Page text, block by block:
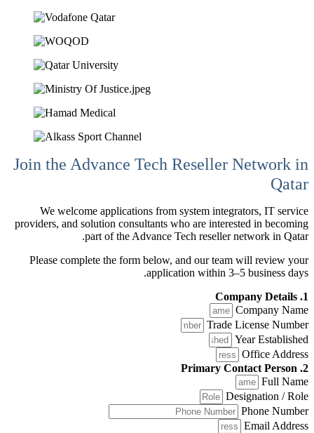
Join the Advance Tech Reseller Network in
Qatar
We welcome applications from system integrators, IT service
providers, and solution consultants who are interested in becoming
part of the Advance Tech reseller network in Qatar.
Please complete the form below, and our team will review your
application within 3–5 business days.
1. Company Details
Company Name
Trade License Number
Year Established
Office Address
2. Primary Contact Person
Full Name
Designation / Role
Phone Number
Email Address